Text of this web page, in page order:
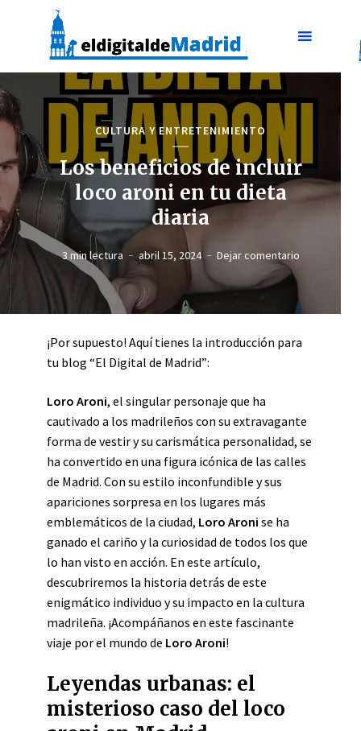
CULTURA Y ENTRETENIMIENTO
Los beneficios de incluir
loco aroni en tu dieta
diaria
3 min lectura abril 15, 2024 Dejar comentario
¡Por supuesto! Aquí tienes la introducción para
tu blog “El Digital de Madrid”:
Loro Aroni, el singular personaje que ha
cautivado a los madrileños con su extravagante
forma de vestir y su carismática personalidad, se
ha convertido en una figura icónica de las calles
de Madrid. Con su estilo inconfundible y sus
apariciones sorpresa en los lugares más
emblemáticos de la ciudad, Loro Aroni se ha
ganado el cariño y la curiosidad de todos los que
lo han visto en acción. En este artículo,
descubriremos la historia detrás de este
enigmático individuo y su impacto en la cultura
madrileña. ¡Acompáñanos en este fascinante
viaje por el mundo de Loro Aroni!
Leyendas urbanas: el
misterioso caso del loco